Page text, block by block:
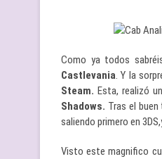
Como ya todos
Castlevania. Y la
Steam. Esta, realizó
Shadows. Tras el
saliendo primero en
Visto este magnifico